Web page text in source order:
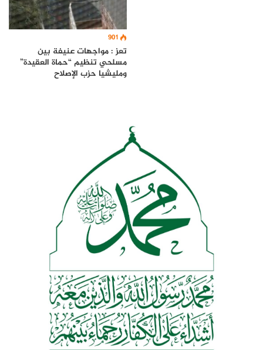
901
تعز : مواجهات عنيفة بين
مسلحي تنظيم “حماة العقيدة”
ومليشيا حزب الإصلاح